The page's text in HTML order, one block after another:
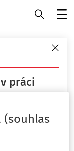
práci
2
(souhlas